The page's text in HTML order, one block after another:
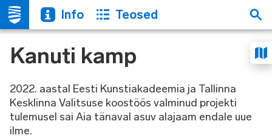
Info Teosed
Kanuti kamp
2022. aastal Eesti Kunstiakadeemia ja Tallinna
Kesklinna Valitsuse koostöös valminud projekti
tulemusel sai Aia tänaval asuv alajaam endale uue
ilme.